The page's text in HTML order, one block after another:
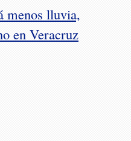
menos lluvia,
en Veracruz